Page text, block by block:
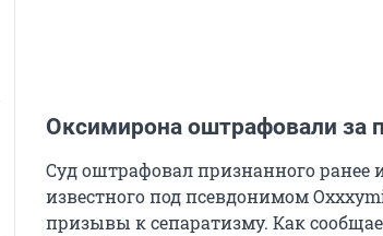
Оксимирона оштрафовали за
Суд оштрафовал признанного ранее
известного под псевдонимом
призывы к сепаратизму. Как